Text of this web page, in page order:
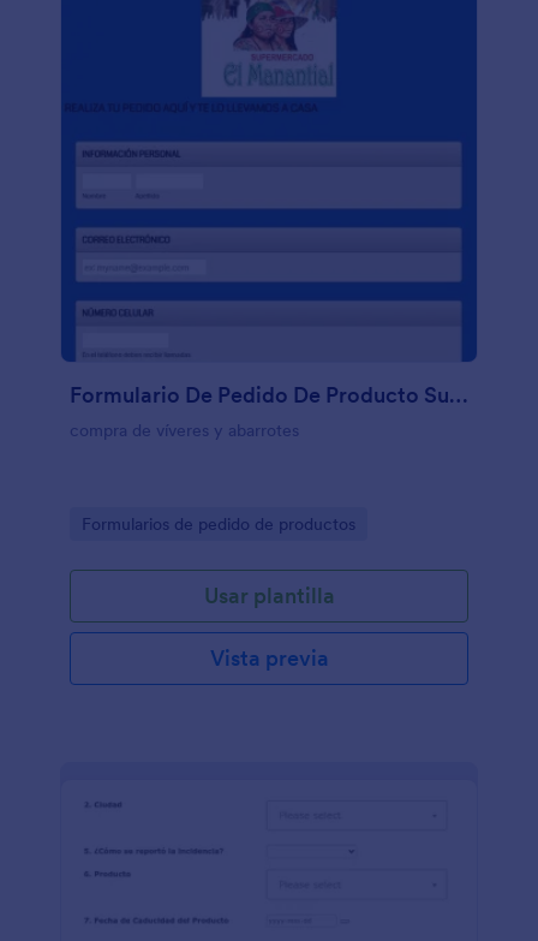
Formulario De Pedido De Producto Supermercado El Manantial
compra de víveres y abarrotes
Go to Category:
Formularios de pedido de productos
Usar plantilla
Vista previa